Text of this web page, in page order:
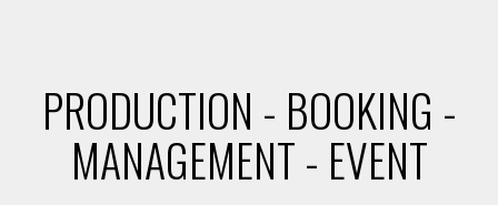
PRODUCTION - BOOKING -
MANAGEMENT - EVENT